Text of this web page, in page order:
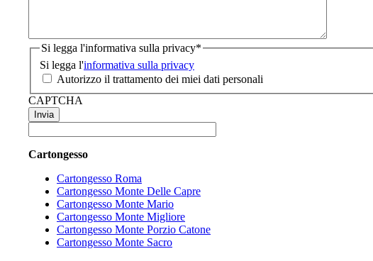
Si legga l'informativa sulla privacy*
Si legga l'informativa sulla privacy
Autorizzo il trattamento dei miei dati personali
CAPTCHA
Cartongesso
Cartongesso Roma
Cartongesso Monte Delle Capre
Cartongesso Monte Mario
Cartongesso Monte Migliore
Cartongesso Monte Porzio Catone
Cartongesso Monte Sacro